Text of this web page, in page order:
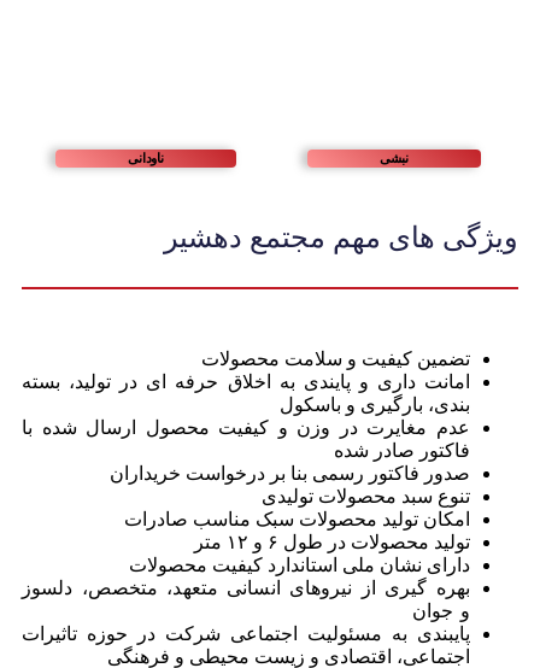
نبشی ناودانی
ویژگی های مهم مجتمع دهشیر
تضمین کیفیت و سلامت محصولات
امانت داری و پایندی به اخلاق حرفه ای در تولید، بسته
بندی، بارگیری و باسکول
عدم مغایرت در وزن و کیفیت محصول ارسال شده با
فاکتور صادر شده
صدور فاکتور رسمی بنا بر درخواست خریداران
تنوع سبد محصولات تولیدی
امکان تولید محصولات سبک مناسب صادرات
تولید محصولات در طول ۶ و ۱۲ متر
دارای نشان ملی استاندارد کیفیت محصولات
بهره گیری از نیروهای انسانی متعهد، متخصص، دلسوز
و جوان
پایبندی به مسئولیت اجتماعی شرکت در حوزه تاثیرات
اجتماعی، اقتصادی و زیست محیطی و فرهنگی